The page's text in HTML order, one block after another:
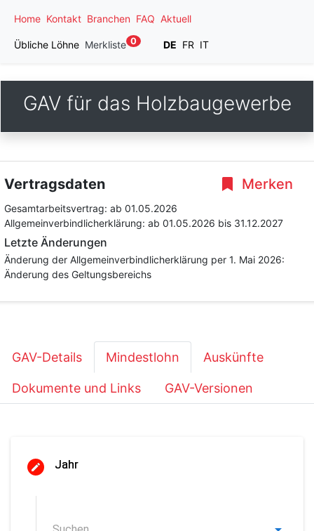
Home Kontakt Branchen FAQ Aktuell
Übliche Löhne Merkliste 0 DE FR IT
GAV für das Holzbaugewerbe
Merken
Vertragsdaten
Gesamtarbeitsvertrag: ab 01.05.2026
Allgemeinverbindlicherklärung: ab 01.05.2026 bis 31.12.2027
Letzte Änderungen
Änderung der Allgemeinverbindlicherklärung per 1. Mai 2026:
Änderung des Geltungsbereichs
GAV-Details Mindestlohn Auskünfte
Dokumente und Links GAV-Versionen
Jahr